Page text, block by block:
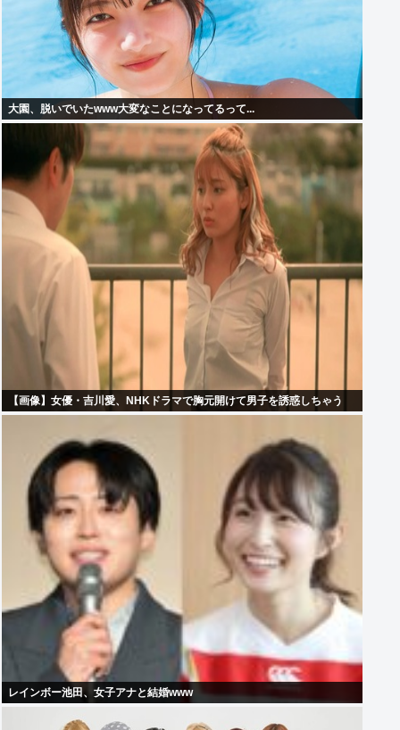
大園、脱いでいたwww大変なことになってるって...
【画像】女優・吉川愛、NHKドラマで胸元開けて男子を誘惑しちゃう
レインボー池田、女子アナと結婚www